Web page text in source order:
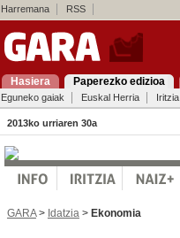
Harremana RSS
Hasiera Paperezko edizioa
Eguneko gaiak Euskal Herria Iritzia
2013ko urriaren 30a
GARA> Idatzia > Ekonomia